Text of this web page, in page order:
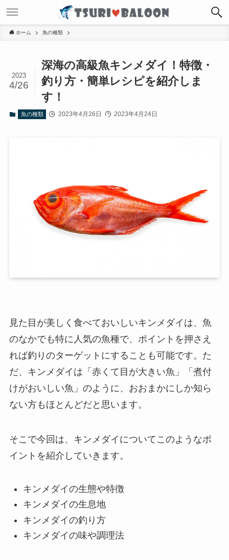
ホーム 魚の種類
深海の高級魚キンメダイ！特徴・
釣り方・簡単レシピを紹介しま
す！
2023
4/26
魚の種類 2023年4月26日 2023年4月24日
見た目が美しく食べておいしいキンメダイは、魚
のなかでも特に人気の魚種で、ポイントを押さえ
れば釣りのターゲットにすることも可能です。た
だ、キンメダイは「赤くて目が大きい魚」「煮付
けがおいしい魚」のように、おおまかにしか知ら
ない方もほとんどだと思います。
そこで今回は、キンメダイについてこのようなポ
イントを紹介していきます。
キンメダイの生態や特徴
キンメダイの生息地
キンメダイの釣り方
キンメダイの味や調理法